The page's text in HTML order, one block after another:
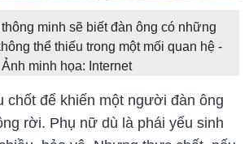
minh sẽ biết đàn ông có những
thể thiếu trong một mối quan hệ -
Ảnh minh họa: Internet
chốt để khiến một người đàn ông
rời. Phụ nữ dù là phái yếu sinh